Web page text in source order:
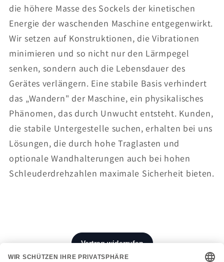
die höhere Masse des Sockels der kinetischen
Energie der waschenden Maschine entgegenwirkt.
Wir setzen auf Konstruktionen, die Vibrationen
minimieren und so nicht nur den Lärmpegel
senken, sondern auch die Lebensdauer des
Gerätes verlängern. Eine stabile Basis verhindert
das „Wandern" der Maschine, ein physikalisches
Phänomen, das durch Unwucht entsteht. Kunden,
die stabile Untergestelle suchen, erhalten bei uns
Lösungen, die durch hohe Traglasten und
optionale Wandhalterungen auch bei hohen
Schleuderdrehzahlen maximale Sicherheit bieten.